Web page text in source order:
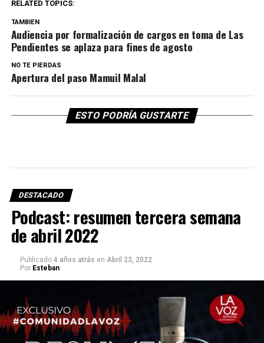
RELATED TOPICS:
TAMBIEN
Audiencia por formalización de cargos en toma de Las
Pendientes se aplaza para fines de agosto
NO TE PIERDAS
Apertura del paso Mamuil Malal
ESTO PODRÍA GUSTARTE
DESTACADO
Podcast: resumen tercera semana
de abril 2022
Publicado 4 años atrás en Abril 23, 2022
Por Esteban